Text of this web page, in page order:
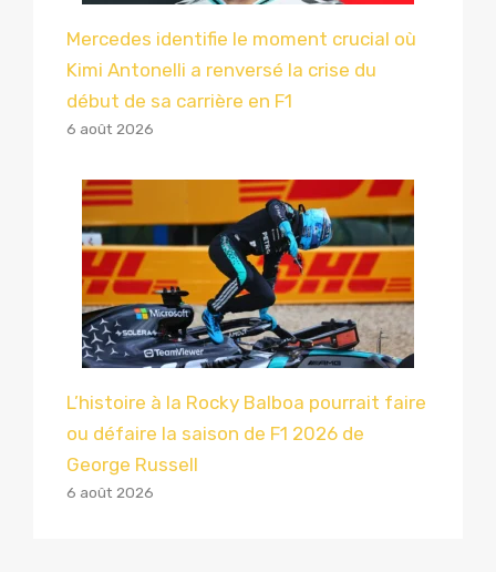
Mercedes identifie le moment crucial où
Kimi Antonelli a renversé la crise du
début de sa carrière en F1
6 août 2026
L’histoire à la Rocky Balboa pourrait faire
ou défaire la saison de F1 2026 de
George Russell
6 août 2026